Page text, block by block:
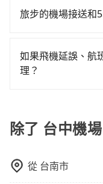
浪費45分鐘在轉乘
修理，每一次租車
車或者要載其他乘
雖然路邊隨租隨還
法的R牌租賃車和T
旅步的機場接送和
旅步提供全台灣的
用，並且有多種車
如果飛機延誤、航
理？
車輛，讓乘客能落地
知而是司機抵達機場
車輛可以搭乘。如
除了 台中機
從 台南市